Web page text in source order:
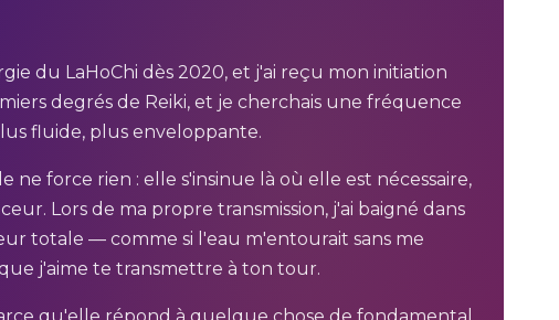
du LaHoChi dès 2020, et j'ai reçu mon initiation
degrés de Reiki, et je cherchais une fréquence
fluide, plus enveloppante.
ne force rien : elle s'insinue là où elle est nécessaire,
Lors de ma propre transmission, j'ai baigné dans
totale — comme si l'eau m'entourait sans me
j'aime te transmettre à ton tour.
qu'elle répond à quelque chose de fondamental